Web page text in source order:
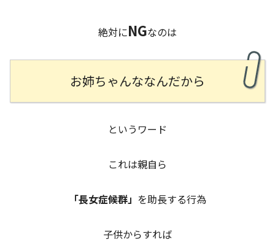
絶対にNGなのは
お姉ちゃんななんだから
というワード
これは親自ら
「長女症候群」 を助長する行為
子供からすれば